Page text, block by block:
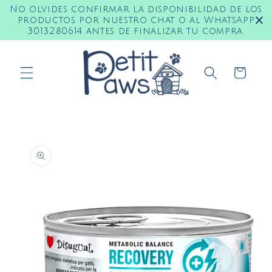
No olvides confirmar la disponibilidad de los
productos por nuestro chat o al WhatsApp
3013280614 antes de finalizar tu compra.
directamente
al contenido
Carrito
información